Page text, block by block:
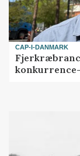
CAP-I-DANMARK